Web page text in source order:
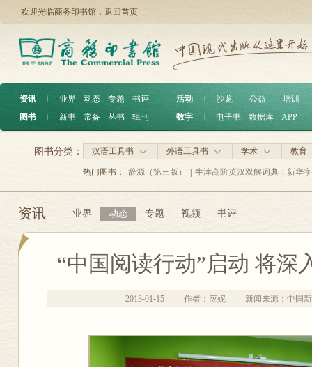
欢迎光临商务印书馆， 返回首页
资讯 ︱ 业界 动态 专题
书评
图书
︱ 新书 常备 丛书 辑刊
活动 沙龙 公益
培训
数字
电子书 数据库 APP
汉语工具书 外语工具书 学术 教育
图书分类：
热门图书： 辞源（第三版） 牛津高阶英汉双解词典 新华
资讯 业界 动态 专题 视频 书评
“中国阅读行动”启动 将深
2013-01-15 作者：应妮 新闻来源：中国